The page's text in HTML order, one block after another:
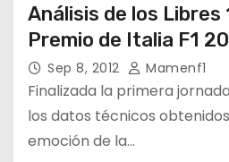
Análisis de los Libres
Premio de Italia F1
Sep 8, 2012 Mamenf1
Finalizada la primera
los datos técnicos
emoción de la…